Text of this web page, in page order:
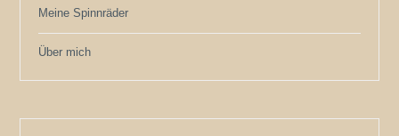
Meine Spinnräder
Über mich